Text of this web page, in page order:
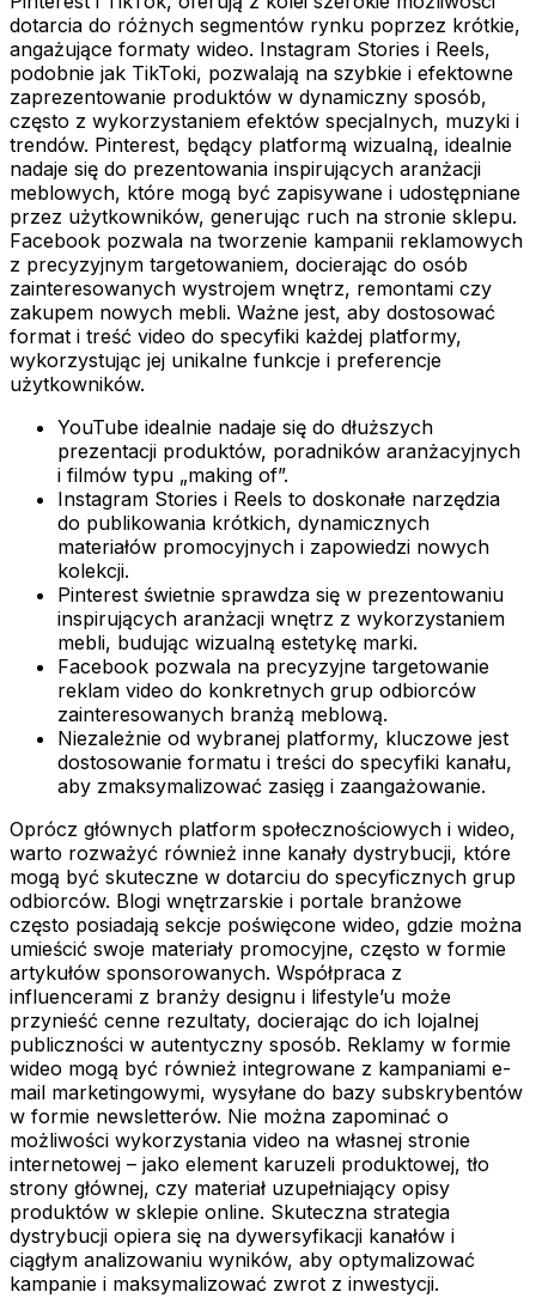
dotarcia do różnych segmentów rynku poprzez krótkie,
angażujące formaty wideo. Instagram Stories i Reels,
podobnie jak TikToki, pozwalają na szybkie i efektowne
zaprezentowanie produktów w dynamiczny sposób,
często z wykorzystaniem efektów specjalnych, muzyki i
trendów. Pinterest, będący platformą wizualną, idealnie
nadaje się do prezentowania inspirujących aranżacji
meblowych, które mogą być zapisywane i udostępniane
przez użytkowników, generując ruch na stronie sklepu.
Facebook pozwala na tworzenie kampanii reklamowych
z precyzyjnym targetowaniem, docierając do osób
zainteresowanych wystrojem wnętrz, remontami czy
zakupem nowych mebli. Ważne jest, aby dostosować
format i treść video do specyfiki każdej platformy,
wykorzystując jej unikalne funkcje i preferencje
użytkowników.
YouTube idealnie nadaje się do dłuższych
prezentacji produktów, poradników aranżacyjnych
i filmów typu „making of”.
Instagram Stories i Reels to doskonałe narzędzia
do publikowania krótkich, dynamicznych
materiałów promocyjnych i zapowiedzi nowych
kolekcji.
Pinterest świetnie sprawdza się w prezentowaniu
inspirujących aranżacji wnętrz z wykorzystaniem
mebli, budując wizualną estetykę marki.
Facebook pozwala na precyzyjne targetowanie
reklam video do konkretnych grup odbiorców
zainteresowanych branżą meblową.
Niezależnie od wybranej platformy, kluczowe jest
dostosowanie formatu i treści do specyfiki kanału,
aby zmaksymalizować zasięg i zaangażowanie.
Oprócz głównych platform społecznościowych i wideo,
warto rozważyć również inne kanały dystrybucji, które
mogą być skuteczne w dotarciu do specyficznych grup
odbiorców. Blogi wnętrzarskie i portale branżowe
często posiadają sekcje poświęcone wideo, gdzie można
umieścić swoje materiały promocyjne, często w formie
artykułów sponsorowanych. Współpraca z
influencerami z branży designu i lifestyle’u może
przynieść cenne rezultaty, docierając do ich lojalnej
publiczności w autentyczny sposób. Reklamy w formie
wideo mogą być również integrowane z kampaniami e-
mail marketingowymi, wysyłane do bazy subskrybentów
w formie newsletterów. Nie można zapominać o
możliwości wykorzystania video na własnej stronie
internetowej – jako element karuzeli produktowej, tło
strony głównej, czy materiał uzupełniający opisy
produktów w sklepie online. Skuteczna strategia
dystrybucji opiera się na dywersyfikacji kanałów i
ciągłym analizowaniu wyników, aby optymalizować
kampanie i maksymalizować zwrot z inwestycji.